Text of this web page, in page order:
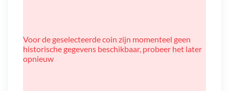
Voor de geselecteerde coin zijn momenteel geen
historische gegevens beschikbaar, probeer het later
opnieuw